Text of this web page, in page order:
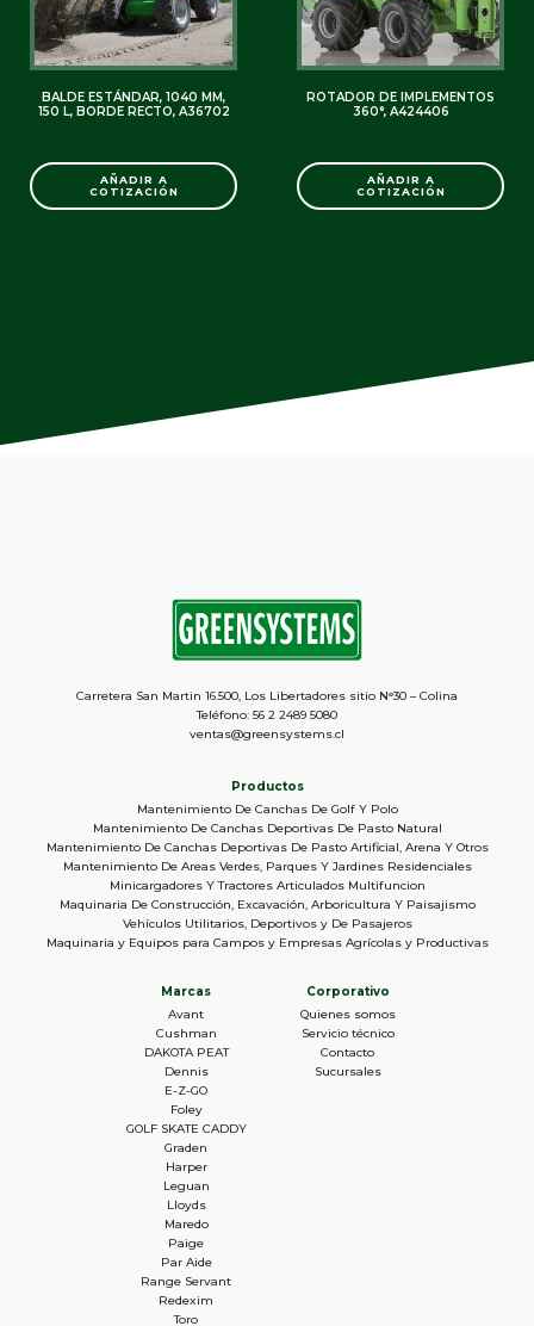
BALDE ESTÁNDAR, 1040 MM,
150 L, BORDE RECTO, A36702
AÑADIR A
COTIZACIÓN
ROTADOR DE IMPLEMENTOS
360°, A424406
AÑADIR A
COTIZACIÓN
Productos
Mantenimiento De Canchas De Golf Y Polo
Mantenimiento De Canchas Deportivas De Pasto Natural
Mantenimiento De Canchas Deportivas De Pasto Artificial, Arena Y Otros
Mantenimiento De Areas Verdes, Parques Y Jardines Residenciales
Minicargadores Y Tractores Articulados Multifuncion
Maquinaria De Construcción, Excavación, Arboricultura Y Paisajismo
Vehículos Utilitarios, Deportivos y De Pasajeros
Maquinaria y Equipos para Campos y Empresas Agrícolas y Productivas
Marcas
Avant
Cushman
DAKOTA PEAT
Dennis
E-Z-GO
Foley
GOLF SKATE CADDY
Graden
Harper
Leguan
Lloyds
Maredo
Paige
Par Aide
Range Servant
Redexim
Toro
Corporativo
Quienes somos
Servicio técnico
Contacto
Sucursales
Carretera San Martin 16.500, Los Libertadores sitio N°30 – Colina
Teléfono: 56 2 2489 5080
ventas@greensystems.cl